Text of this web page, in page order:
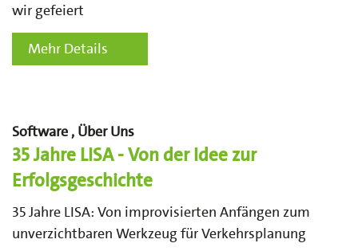
wir gefeiert
Mehr Details
Software , Über Uns
35 Jahre LISA - Von der Idee zur
Erfolgsgeschichte
35 Jahre LISA: Von improvisierten Anfängen zum
unverzichtbaren Werkzeug für Verkehrsplanung